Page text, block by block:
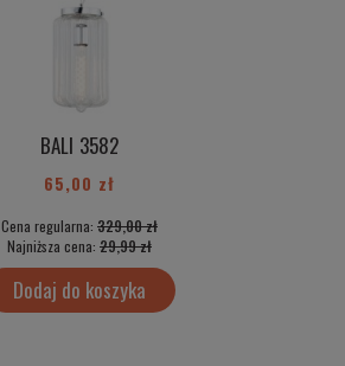
BALI 3582
65,00 zł
Cena regularna: 329,00 zł
Najniższa cena: 29,99 zł
Dodaj do koszyka